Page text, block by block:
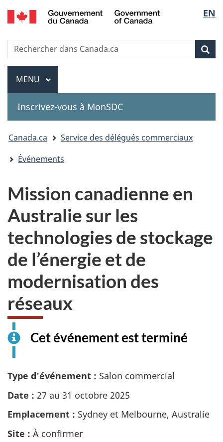
Passer
au
principal
Passer
à
Au
sujet
»
Passer
à
version
HTML
de
la
EN
Government
Recherche
Rechercher
dans
Canada.ca
Menu
MENU PRINCIPAL
Inscrivez-vous à MonSDC
You
are
here:
Canada.ca
Service des délégués commerciaux
Événements
Mission canadienne en
Australie sur les
technologies de stockage
de l’énergie et de
modernisation des
réseaux
Cet événement est terminé
Type d'événement : Salon commercial
Date : 27 au 31 octobre 2025
Emplacement : Sydney et Melbourne, Australie
Site : À confirmer